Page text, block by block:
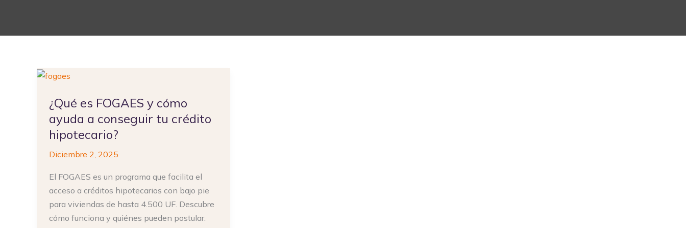
¿Qué es FOGAES y cómo
ayuda a conseguir tu crédito
hipotecario?
Diciembre 2, 2025
El FOGAES es un programa que facilita el
acceso a créditos hipotecarios con bajo pie
para viviendas de hasta 4.500 UF. Descubre
cómo funciona y quiénes pueden postular.
¿Qué
FOGAES
y
cómo
ayuda
a
hipotecario?